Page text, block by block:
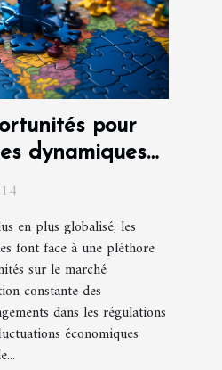
pour
dynamiques
international
en plus globalisé, les
font face à une pléthore
sur le marché
constante des
dans les régulations
économiques